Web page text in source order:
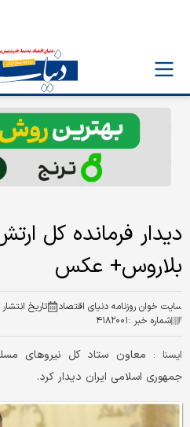
دیدار فرمانده کل
بلاروس+ عکس
سایت خوان روزنامه دنیای اقتصاد تاریخ
شماره خبر :۴۱۸۲۰۰۱
ایسنا : معاون ستاد کل نیروهای
جمهوری اسلامی ایران دیدار کرد.